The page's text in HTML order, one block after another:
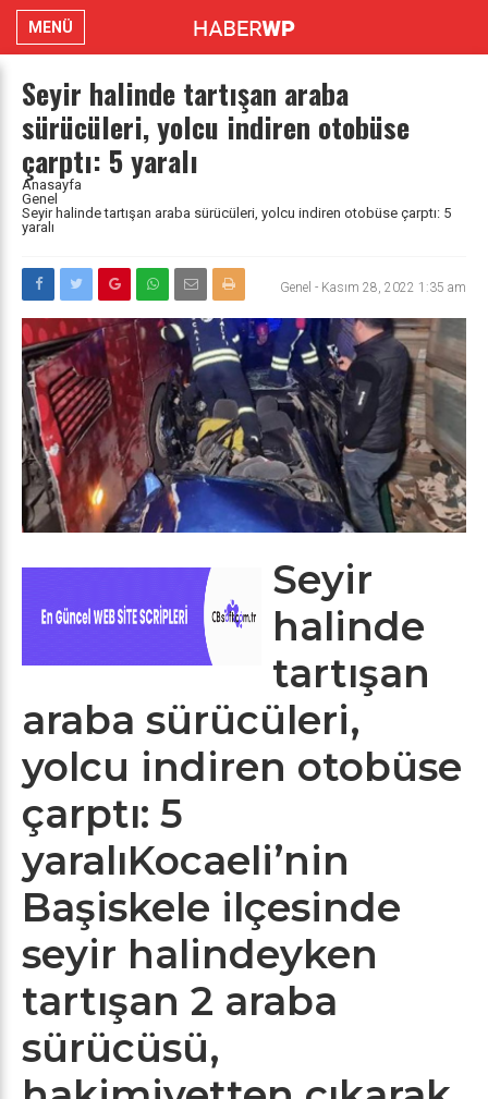
MENÜ
Seyir halinde tartışan araba
sürücüleri, yolcu indiren otobüse
çarptı: 5 yaralı
Anasayfa
Genel
Seyir halinde tartışan araba sürücüleri, yolcu indiren otobüse çarptı: 5
yaralı
Genel - Kasım 28, 2022 1:35 am
Seyir
halinde
tartışan
araba sürücüleri,
yolcu indiren otobüse
çarptı: 5
yaralıKocaeli’nin
Başiskele ilçesinde
seyir halindeyken
tartışan 2 araba
sürücüsü,